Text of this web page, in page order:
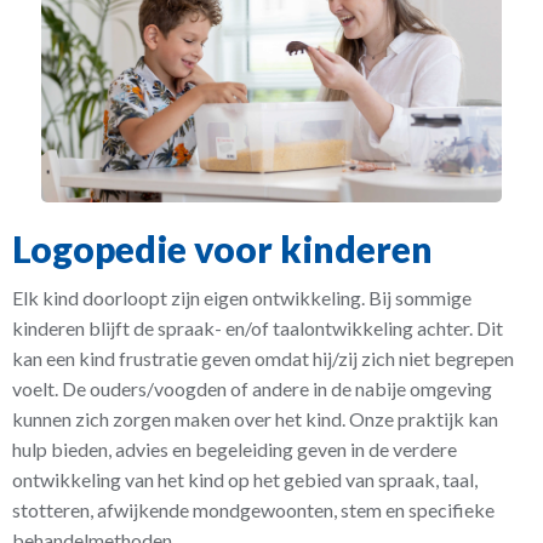
Gehoor en spraakafzien
Verkeerde mondgewoonten
Transgenderpersonen
Verkeerde mondgewoonten
Stem- en keelklachten
Lees- en schrijfproblemen
Downsyndroom
PROMPT
Hodson en Paden
Tan Söderbergh
Leespraat
Parkinson
Dysartrie
Dysfagie
Manuele Larynx Facilitatie
COPD en astma
Groepsbehandelingen
Zorgverzekeraars
Meldcode kindermishandeling
Algemene voorwaarden
Privacyreglement
Klachten
Social media
Logopedie voor kinderen
Elk kind doorloopt zijn eigen ontwikkeling. Bij sommige
kinderen blijft de spraak- en/of taalontwikkeling achter. Dit
kan een kind frustratie geven omdat hij/zij zich niet begrepen
voelt. De ouders/voogden of andere in de nabije omgeving
kunnen zich zorgen maken over het kind. Onze praktijk kan
hulp bieden, advies en begeleiding geven in de verdere
ontwikkeling van het kind op het gebied van spraak, taal,
stotteren, afwijkende mondgewoonten, stem en specifieke